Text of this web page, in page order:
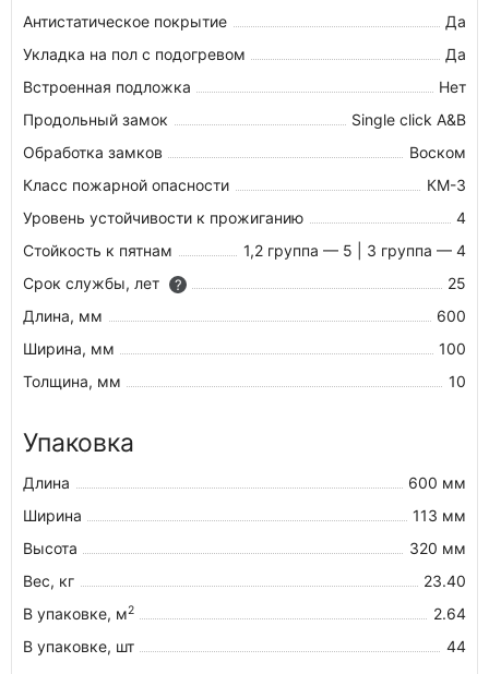
Антистатическое покрытие
Да
Укладка на пол c подогревом
Да
Встроенная подложка
Нет
Продольный замок
Single click A&B
Обработка замков
Воском
Класс пожарной опасности
КМ-3
Уровень устойчивости к прожиганию
4
Стойкость к пятнам
1,2 группа — 5 | 3 группа — 4
Срок службы, лет
?
25
Длина, мм
600
Ширина, мм
100
Толщина, мм
10
Упаковка
Длина
600 мм
Ширина
113 мм
Высота
320 мм
Вес, кг
23.40
В упаковке, м2
2.64
В упаковке, шт
44